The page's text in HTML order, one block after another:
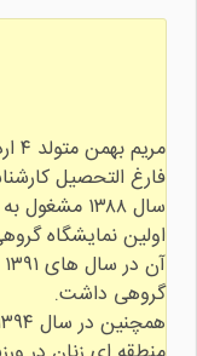
فارغ التحصیل